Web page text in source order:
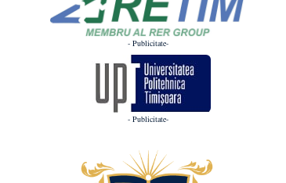
- Publicitate-
- Publicitate-